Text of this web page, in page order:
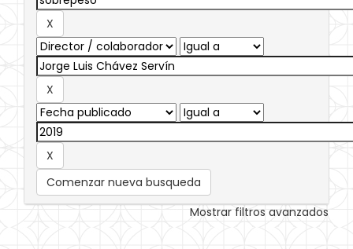
Comenzar nueva busqueda
Mostrar filtros avanzados